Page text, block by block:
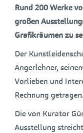
Rund 200 Werke
großen
Grafikräumen zu
Der
Angerlehner,
Vorlieben und
Rechnung getragen.
Die von Kurator
Ausstellung